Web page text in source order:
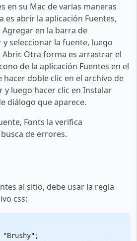
en su Mac de varias maneras
es abrir la aplicación Fuentes,
en la barra de
seleccionar la fuente, luego
Otra forma es arrastrar el
de la aplicación Fuentes en el
hacer doble clic en el archivo de
y luego hacer clic en Instalar
diálogo que aparece.
Fonts la verifica
de errores.
al sitio, debe usar la regla
css:
"Brushy";